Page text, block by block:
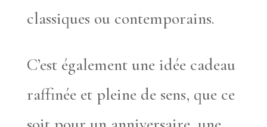
classiques ou contemporains.
C’est également une idée cadeau
raffinée et pleine de sens, que ce